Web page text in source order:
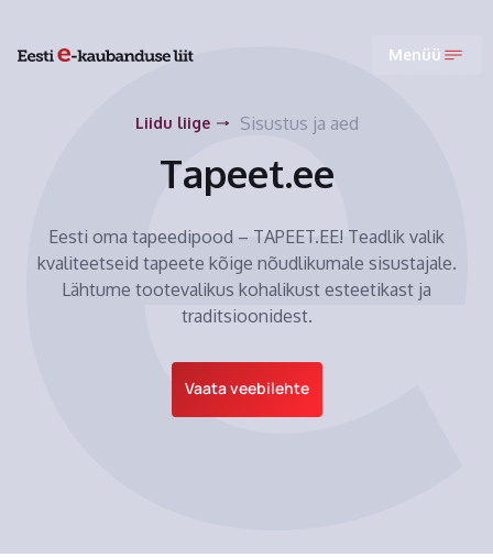
Menüü
Liidu liige Sisustus ja aed
Tapeet.ee
Eesti oma tapeedipood – TAPEET.EE! Teadlik valik
kvaliteetseid tapeete kõige nõudlikumale sisustajale.
Lähtume tootevalikus kohalikust esteetikast ja
traditsioonidest.
Vaata veebilehte